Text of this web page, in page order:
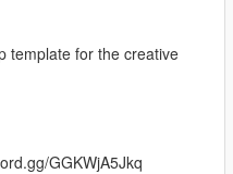
template for the creative
GGKWjA5Jkq